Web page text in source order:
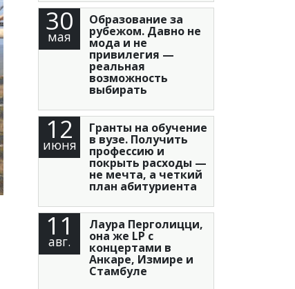
30
мая
Образование за
рубежом. Давно не
мода и не
привилегия —
реальная
возможность
выбирать
12
июня
Гранты на обучение
в вузе. Получить
профессию и
покрыть расходы —
не мечта, а четкий
план абитуриента
11
авг.
Лаура Перголицци,
она же LP с
концертами в
Анкаре, Измире и
Стамбуле